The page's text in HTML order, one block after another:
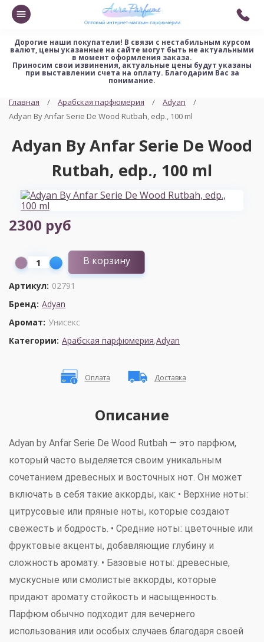
Дорогие наши покупатели! В связи с нестабильным курсом
валют, цены указанные на сайте могут быть не актуальными
в момент оформления заказа.
Приносим свои извинения, актуальные цены будут указаны
при выставлении счета на оплату. Благодарим Вас за
понимание.
Главная Арабская парфюмерия
Adyan
Adyan By Anfar Serie De Wood Rutbah, edp., 100 ml
Adyan By Anfar Serie De Wood
Rutbah, edp., 100 ml
2300 руб
Артикул: 02791
Бренд: Adyan
Аромат: Унисекс
Категории: Арабская парфюмерия,Adyan
Оплата Доставка
Описание
Adyan by Anfar Serie De Wood Rutbah — это парфюм,
который часто выделяется своим уникальным
сочетанием древесных и восточных нот. Он может
включать в себя такие аккорды, как: • Верхние ноты:
цитрусовые или пряные ноты, которые создают
свежесть и бодрость. • Средние ноты: цветочные или
фруктовые акценты, добавляющие глубину и
сложность аромату. • Базовые ноты: древесные,
мускусные или смолистые аккорды, которые
придают аромату стойкость и насыщенность.
Парфюм обычно подходит для вечернего
использования или особых случаев благодаря своей